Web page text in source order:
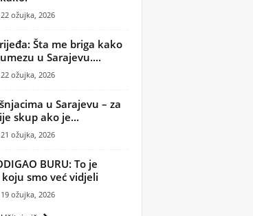
22 ožujka, 2026
Šta me briga kako
u Sarajevu....
22 ožujka, 2026
u Sarajevu – za
skup ako je...
21 ožujka, 2026
BURU: To je
smo već vidjeli
19 ožujka, 2026